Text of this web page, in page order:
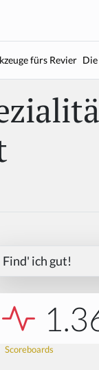
fürs Revier
Find' ich gut!
Scoreboards